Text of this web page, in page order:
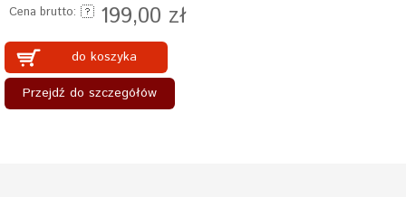
Cena brutto: 199,00 zł
do koszyka
Przejdź do szczegółów